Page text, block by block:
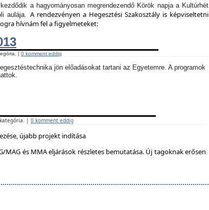
a hagyományosan megrendezendő Körök napja a Kultúrhét
aulája. A rendezvényen a Hegesztési Szakosztály is képviseltetni
hívnám fel a figyelmeteket:
| 0 komment eddig
jön előadásokat tartani az Egyetemre. A programok
| 0 komment eddig
újabb projekt indítása
MAG és MMA eljárások részletes bemutatása. Új tagoknak erősen